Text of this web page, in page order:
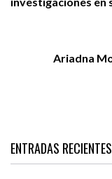
Ariadna
ENTRADAS RECIENTES